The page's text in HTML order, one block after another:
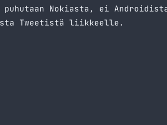
Nokiasta, ei
Tweetistä liikkeelle.